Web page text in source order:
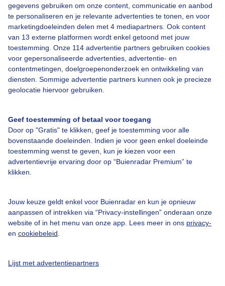
gegevens gebruiken om onze content, communicatie en aanbod
te personaliseren en je relevante advertenties te tonen, en voor
marketingdoeleinden delen met 4 mediapartners. Ook content
van 13 externe platformen wordt enkel getoond met jouw
toestemming. Onze 114 advertentie partners gebruiken cookies
voor gepersonaliseerde advertenties, advertentie- en
contentmetingen, doelgroepenonderzoek en ontwikkeling van
diensten. Sommige advertentie partners kunnen ook je precieze
geolocatie hiervoor gebruiken.
Geef toestemming of betaal voor toegang
Door op "Gratis" te klikken, geef je toestemming voor alle
bovenstaande doeleinden. Indien je voor geen enkel doeleinde
toestemming wenst te geven, kun je kiezen voor een
advertentievrije ervaring door op “Buienradar Premium” te
klikken.
Jouw keuze geldt enkel voor Buienradar en kun je opnieuw
aanpassen of intrekken via “Privacy-instellingen” onderaan onze
website of in het menu van onze app. Lees meer in ons privacy-
en cookiebeleid
Lijst met advertentiepartners
Over Buienradar
Bedrijfsgegevens
Contact
Toegankelijkheid
Gebruikersvoorwaarden
Adverteren
Privacy beleid
Cookie beleid